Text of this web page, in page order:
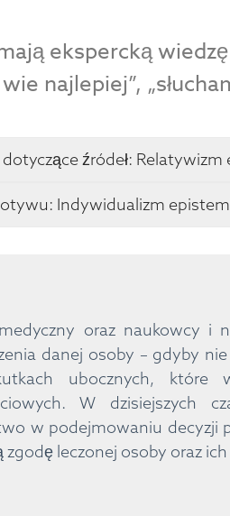
ekspercką
najlepiej”,
źródeł: Relatywizm
Indywidualizm
oraz naukowcy i
danej osoby – gdyby
ubocznych, które
W
w podejmowaniu decyzji
leczonej osoby oraz